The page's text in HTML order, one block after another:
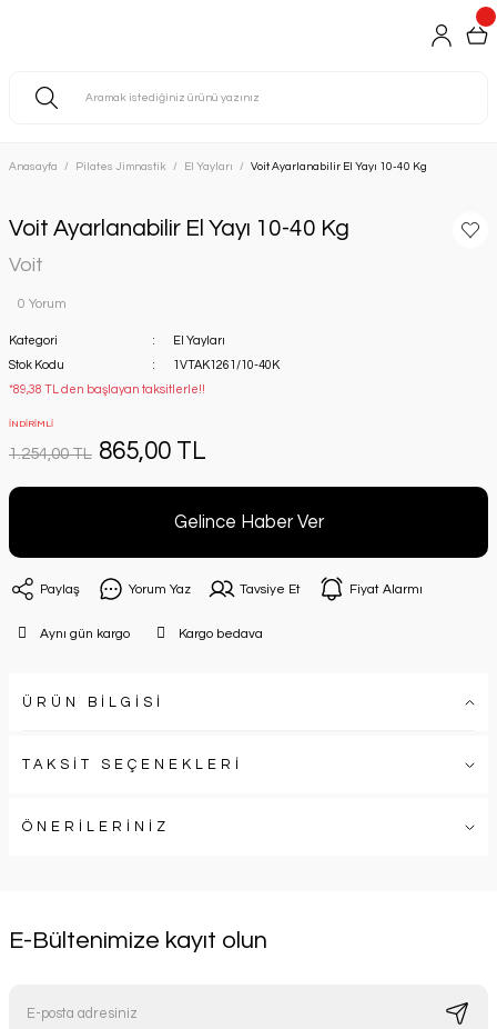
Anasayfa Pilates Jimnastik El Yayları Voit Ayarlanabilir El Yayı 10-40 Kg
Voit Ayarlanabilir El Yayı 10-40 Kg
Voit
0 Yorum
Kategori
El Yayları
Stok Kodu
1VTAK1261/10-40K
*89,38 TL den başlayan taksitlerle!!
İNDİRİMLİ
1.254,00 TL 865,00 TL
Gelince Haber Ver
Paylaş Yorum Yaz Tavsiye Et Fiyat Alarmı
Aynı gün kargo Kargo bedava
ÜRÜN BİLGİSİ
TAKSİT SEÇENEKLERİ
ÖNERİLERİNİZ
E-Bültenimize kayıt olun